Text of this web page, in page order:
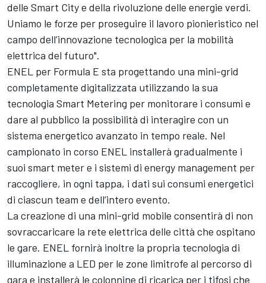
delle Smart City e della rivoluzione delle energie verdi.
Uniamo le forze per proseguire il lavoro pionieristico nel
campo dell’innovazione tecnologica per la mobilità
elettrica del futuro".
ENEL per Formula E sta progettando una mini-grid
completamente digitalizzata utilizzando la sua
tecnologia Smart Metering per monitorare i consumi e
dare al pubblico la possibilità di interagire con un
sistema energetico avanzato in tempo reale. Nel
campionato in corso ENEL installerà gradualmente i
suoi smart meter e i sistemi di energy management per
raccogliere, in ogni tappa, i dati sui consumi energetici
di ciascun team e dell’intero evento.
La creazione di una mini-grid mobile consentirà di non
sovraccaricare la rete elettrica delle città che ospitano
le gare. ENEL fornirà inoltre la propria tecnologia di
illuminazione a LED per le zone limitrofe al percorso di
gara e installerà le colonnine di ricarica per i tifosi che